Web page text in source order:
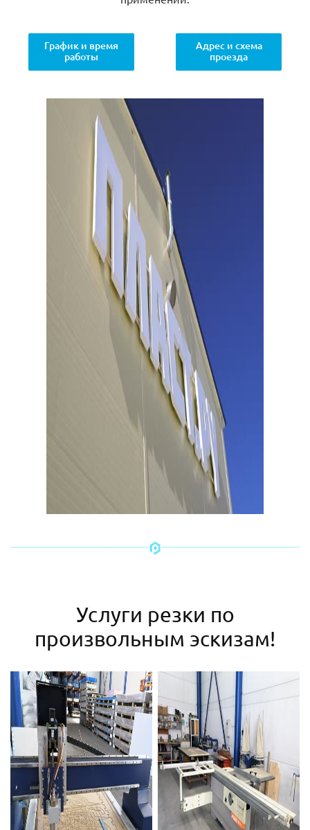
График и время
работы
Адрес и схема
проезда
Услуги резки по
произвольным эскизам!